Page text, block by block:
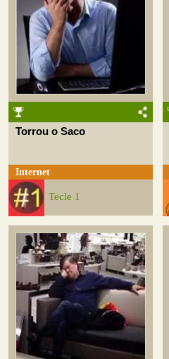
Torrou o Saco
Internet
Tecle 1